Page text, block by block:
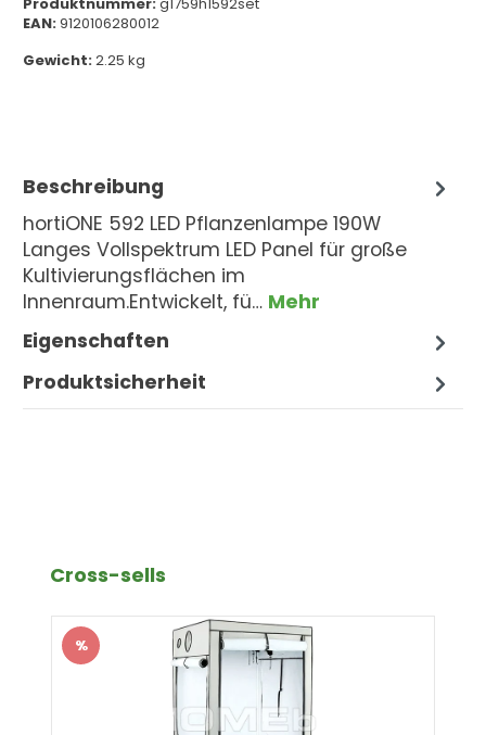
EAN:9120106280012
Gewicht:2.25 kg
Beschreibung
hortiONE 592 LED Pflanzenlampe 190W
Langes Vollspektrum LED Panel für große
Kultivierungsflächen im
Innenraum.Entwickelt, fü… Mehr
Eigenschaften
Produktsicherheit
Produktgalerie überspringen
Cross-sells
Rabatt
%